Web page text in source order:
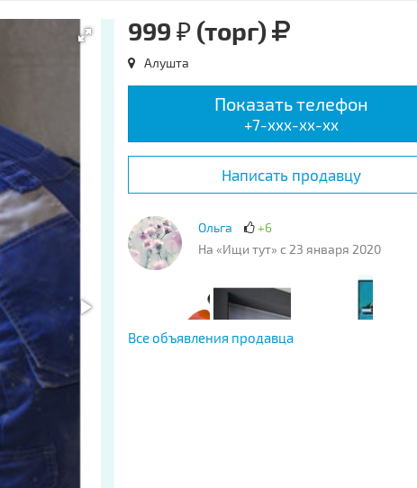
999 ₽ (торг)
Алушта
Показать телефон
+7-xxx-xx-xx
Написать продавцу
Ольга
+6
На «Ищи тут» с 23 января 2020
Все объявления продавца